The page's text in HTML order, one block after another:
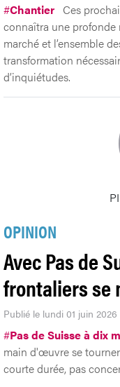
#Chantier Ces
connaîtra une profonde
marché et l’ensemble
transformation
d’inquiétudes.
OPINION
Avec Pas de
frontaliers
Publié le lundi 01 juin 2026
#Pas de Suisse à dix
main d'œuvre se
courte durée, pas